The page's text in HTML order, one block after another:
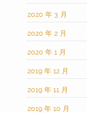
2020 年 3 月
2020 年 2 月
2020 年 1 月
2019 年 12 月
2019 年 11 月
2019 年 10 月